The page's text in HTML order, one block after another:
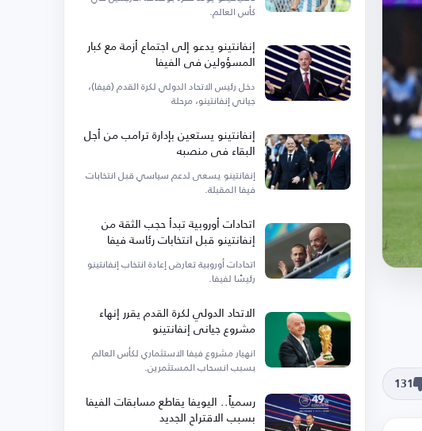
131
كأس العالم.
إنفانتينو يدعو إلى اجتماع أزمة مع كبار
المسؤولين في الفيفا
دخل رئيس الاتحاد الدولي لكرة القدم (فيفا)،
جياني إنفانتينو، مرحلة
إنفانتينو يستعين بإدارة ترامب من أجل
البقاء في منصبه
إنفانتينو يسعى لدعم سياسي قبل انتخابات
فيفا المقبلة.
اتحادات أوروبية تبدأ حجب الثقة من
إنفانتينو قبل انتخابات رئاسة فيفا
اتحادات أوروبية تعارض إعادة انتخاب إنفانتينو
رئيسًا لفيفا.
الاتحاد الدولي لكرة القدم يقرر إنهاء
مشروع جياني إنفانتينو
انهيار مشروع فيفا الاستثماري لكأس العالم
بسبب انسحاب المستثمرين.
رسمياً.. اليويفا يقاطع مسابقات الفيفا
بسبب الاقتراح الجديد